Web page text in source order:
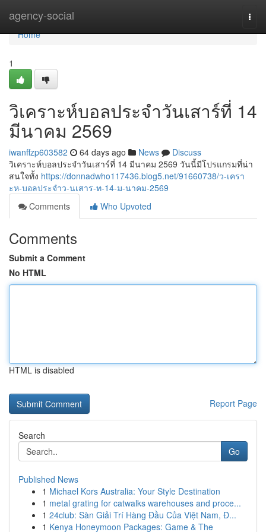
agency-social
Home
Home
1
วิเคราะห์บอลประจำวันเสาร์ที่ 14
มีนาคม 2569
iwanffzp603582 64 days ago News
Discuss
วิเคราะห์บอลประจำวันเสาร์ที่ 14 มีนาคม 2569 วันนี้มีโปรแกรมที่น่า
สนใจทั้ง https://donnadwho117436.blog5.net/91660738/ว-เครา
ะห-บอลประจำว-นเสาร-ท-14-ม-นาคม-2569
Comments
Who Upvoted
Comments
Submit a Comment
No HTML
HTML is disabled
Report Page
Search
Go
Published News
1 Michael Kors Australia: Your Style Destination
1 metal grating for catwalks warehouses and proce...
1 24club: Sàn Giải Trí Hàng Đầu Của Việt Nam, Đ...
1 Kenya Honeymoon Packages: Game & The